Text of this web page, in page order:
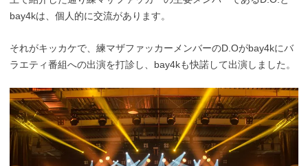
bay4kは、個人的に交流があります。
それがキッカケで、練マザファッカーメンバーのD.Oがbay4kにバ
ラエティ番組への出演を打診し、bay4kも快諾して出演しました。